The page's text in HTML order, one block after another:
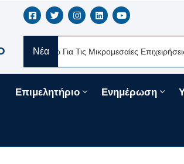
Νέα
Ευρώ Για Τις Μικρομεσαίες Επιχειρήσεις Μέσω
Επιμελητήριο Ενημέρωση